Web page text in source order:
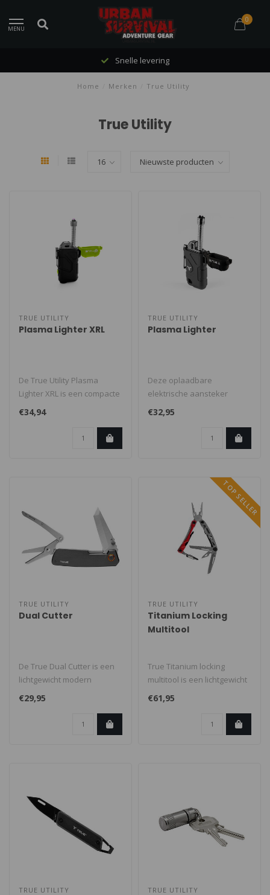
MENU
0
Snelle levering
Home Merken True Utility
True Utility
TRUE UTILITY
Plasma Lighter XRL
De True Utility Plasma
Lighter XRL is een compacte
elektrische plasma-
aansteker ..
€34,94
TRUE UTILITY
Plasma Lighter
Deze oplaadbare
elektrische aansteker
gebruikt twee plasmabogen
om te ontsteken...
€32,95
TRUE UTILITY
Dual Cutter
De True Dual Cutter is een
lichtgewicht modern
vormgegeven
multifunctioneel zakm..
€29,95
TOP SELLER
TRUE UTILITY
Titanium Locking
Multitool
True Titanium locking
multitool is een lichtgewicht
modern vormgegeven
multitool..
€61,95
TRUE UTILITY TRUE UTILITY